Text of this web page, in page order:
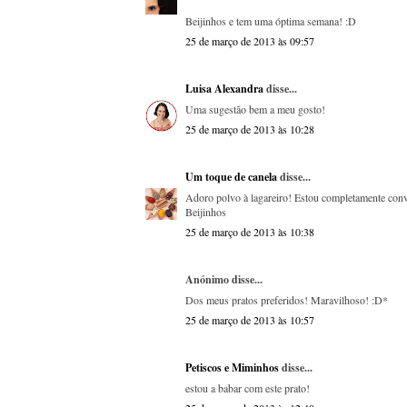
Beijinhos e tem uma óptima semana! :D
25 de março de 2013 às 09:57
Luisa Alexandradisse...
Uma sugestão bem a meu gosto!
25 de março de 2013 às 10:28
Um toque de caneladisse...
Adoro polvo à lagareiro! Estou completamente
Beijinhos
25 de março de 2013 às 10:38
Anónimo disse...
Dos meus pratos preferidos! Maravilhoso! :D*
25 de março de 2013 às 10:57
Petiscos e Miminhosdisse...
estou a babar com este prato!